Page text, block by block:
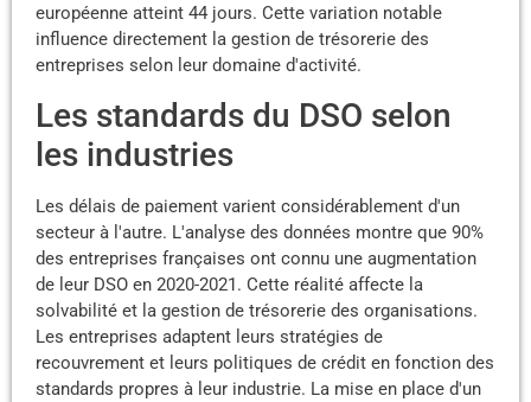
européenne atteint 44 jours. Cette variation notable
influence directement la gestion de trésorerie des
entreprises selon leur domaine d'activité.
Les standards du DSO selon
les industries
Les délais de paiement varient considérablement d'un
secteur à l'autre. L'analyse des données montre que 90%
des entreprises françaises ont connu une augmentation
de leur DSO en 2020-2021. Cette réalité affecte la
solvabilité et la gestion de trésorerie des organisations.
Les entreprises adaptent leurs stratégies de
recouvrement et leurs politiques de crédit en fonction des
standards propres à leur industrie. La mise en place d'un